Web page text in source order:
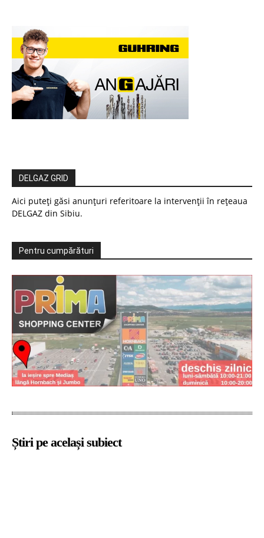
DELGAZ GRID
Aici puteți găsi anunțuri referitoare la intervenții în rețeaua
DELGAZ din Sibiu.
Pentru cumpărături
Știri pe același subiect